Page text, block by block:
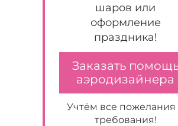
шаров или
оформление
праздника!
Заказать
аэродизайнера
Учтём все пожелания
требования!